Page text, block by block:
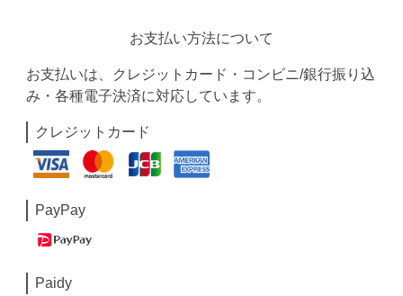
お支払い方法について
お支払いは、クレジットカード・コンビニ/銀行振り込
み・各種電子決済に対応しています。
クレジットカード
PayPay
Paidy